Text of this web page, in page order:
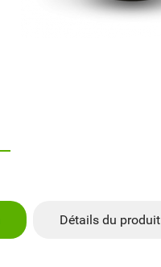
Détails du produit